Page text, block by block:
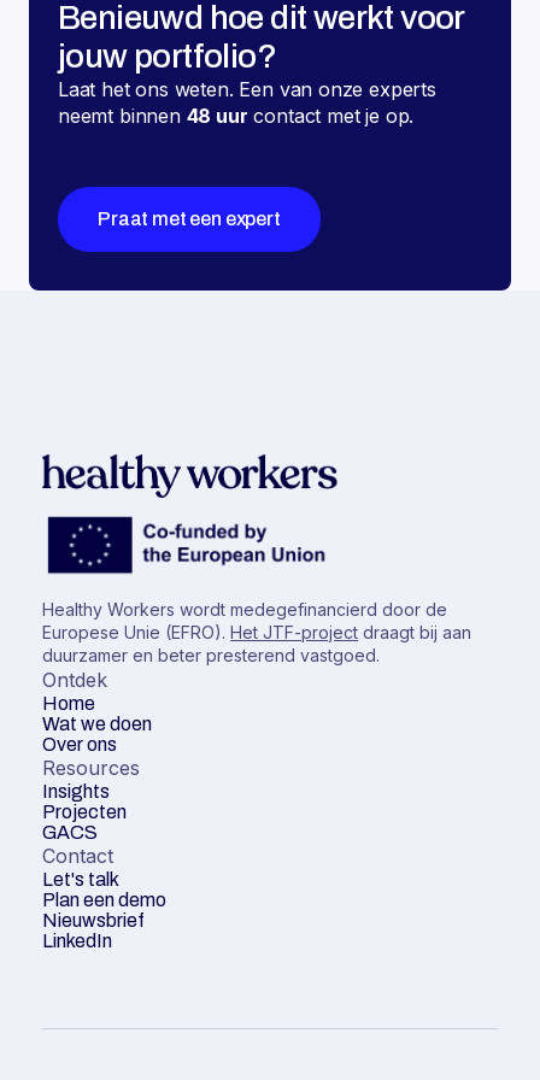
Benieuwd hoe dit werkt voor
jouw portfolio?
Laat het ons weten. Een van onze experts
neemt binnen 48 uur contact met je op.
Praat met een expert
Healthy Workers wordt medegefinancierd door de
Europese Unie (EFRO).Het JTF-project draagt bij aan
duurzamer en beter presterend vastgoed.
Ontdek
Home
Wat we doen
Over ons
Resources
Insights
Projecten
GACS
Contact
Let's talk
Plan een demo
Nieuwsbrief
LinkedIn